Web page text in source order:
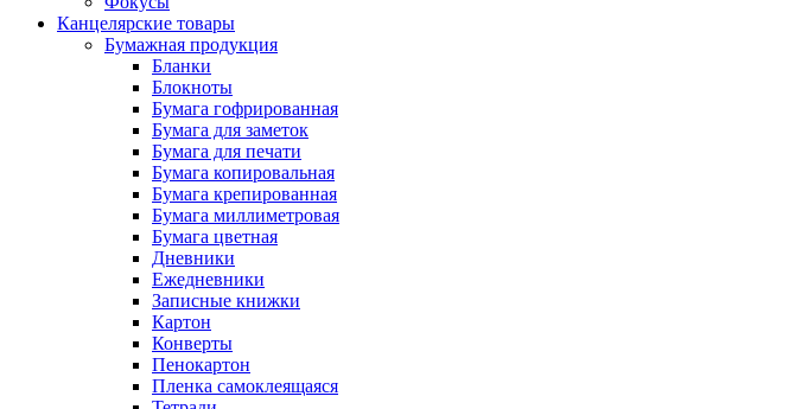
Канцелярские товары
Бумажная продукция
Бланки
Блокноты
Бумага гофрированная
Бумага для заметок
Бумага для печати
Бумага копировальная
Бумага крепированная
Бумага миллиметровая
Бумага цветная
Дневники
Ежедневники
Записные книжки
Картон
Конверты
Пенокартон
Пленка самоклеящаяся